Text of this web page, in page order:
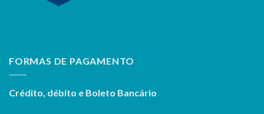
FORMAS DE PAGAMENTO
Crédito, débito e Boleto Bancário